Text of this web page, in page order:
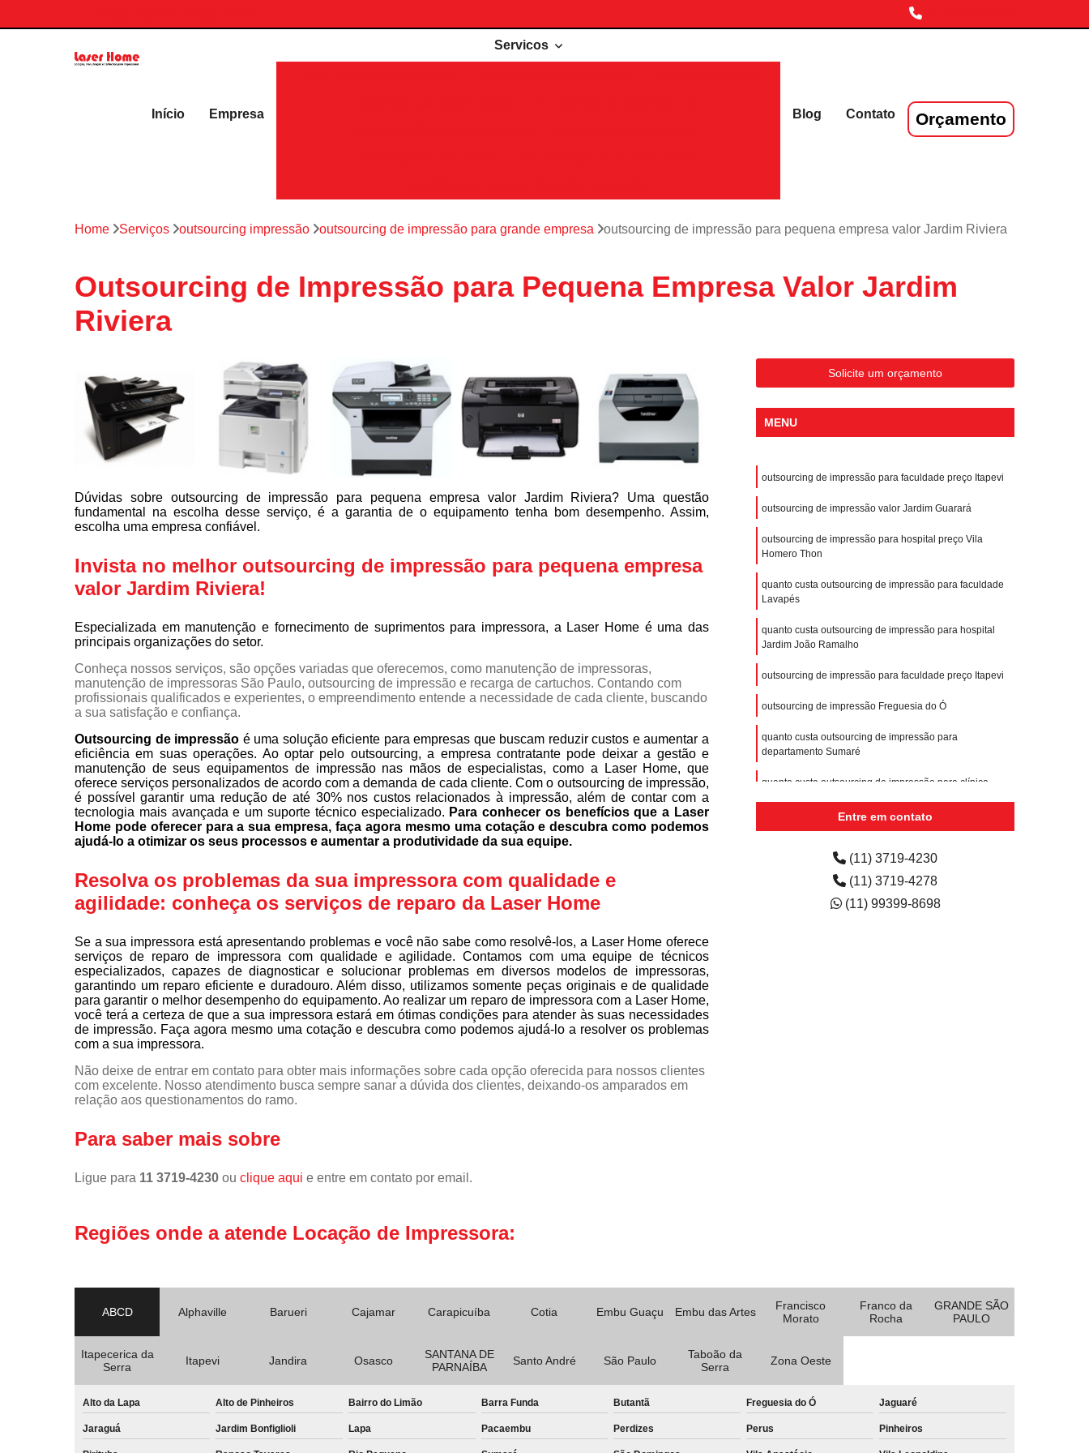
Início Empresa
Servicos
Blog Contato Orçamento
Home Serviços outsourcing impressão outsourcing de impressão para grande empresa outsourcing de impressão para pequena empresa valor Jardim Riviera
Outsourcing de Impressão para Pequena Empresa Valor Jardim
Riviera
Dúvidas sobre outsourcing de impressão para pequena empresa valor Jardim Riviera? Uma questão
fundamental na escolha desse serviço, é a garantia de o equipamento tenha bom desempenho. Assim,
escolha uma empresa confiável.
Invista no melhor outsourcing de impressão para pequena empresa
valor Jardim Riviera!
Especializada em manutenção e fornecimento de suprimentos para impressora, a Laser Home é uma das
principais organizações do setor.
Conheça nossos serviços, são opções variadas que oferecemos, como manutenção de impressoras,
manutenção de impressoras São Paulo, outsourcing de impressão e recarga de cartuchos. Contando com
profissionais qualificados e experientes, o empreendimento entende a necessidade de cada cliente, buscando
a sua satisfação e confiança.
Outsourcing de impressão é uma solução eficiente para empresas que buscam reduzir custos e aumentar a
eficiência em suas operações. Ao optar pelo outsourcing, a empresa contratante pode deixar a gestão e
manutenção de seus equipamentos de impressão nas mãos de especialistas, como a Laser Home, que
oferece serviços personalizados de acordo com a demanda de cada cliente. Com o outsourcing de impressão,
é possível garantir uma redução de até 30% nos custos relacionados à impressão, além de contar com a
tecnologia mais avançada e um suporte técnico especializado. Para conhecer os benefícios que a Laser
Home pode oferecer para a sua empresa, faça agora mesmo uma cotação e descubra como podemos
ajudá-lo a otimizar os seus processos e aumentar a produtividade da sua equipe.
Resolva os problemas da sua impressora com qualidade e
agilidade: conheça os serviços de reparo da Laser Home
Se a sua impressora está apresentando problemas e você não sabe como resolvê-los, a Laser Home oferece
serviços de reparo de impressora com qualidade e agilidade. Contamos com uma equipe de técnicos
especializados, capazes de diagnosticar e solucionar problemas em diversos modelos de impressoras,
garantindo um reparo eficiente e duradouro. Além disso, utilizamos somente peças originais e de qualidade
para garantir o melhor desempenho do equipamento. Ao realizar um reparo de impressora com a Laser Home,
você terá a certeza de que a sua impressora estará em ótimas condições para atender às suas necessidades
de impressão. Faça agora mesmo uma cotação e descubra como podemos ajudá-lo a resolver os problemas
com a sua impressora.
Não deixe de entrar em contato para obter mais informações sobre cada opção oferecida para nossos clientes
com excelente. Nosso atendimento busca sempre sanar a dúvida dos clientes, deixando-os amparados em
relação aos questionamentos do ramo.
Para saber mais sobre
Ligue para 11 3719-4230 ou clique aqui e entre em contato por email.
Solicite um orçamento
MENU
outsourcing de impressão para faculdade preço Itapevi
outsourcing de impressão valor Jardim Guarará
outsourcing de impressão para hospital preço Vila
Homero Thon
quanto custa outsourcing de impressão para faculdade
Lavapés
quanto custa outsourcing de impressão para hospital
Jardim João Ramalho
outsourcing de impressão para faculdade preço Itapevi
outsourcing de impressão Freguesia do Ó
quanto custa outsourcing de impressão para
departamento Sumaré
quanto custa outsourcing de impressão para clínica
Entre em contato
(11) 3719-4230
(11) 3719-4278
(11) 99399-8698
Regiões onde a atende Locação de Impressora:
ABCD Alphaville Barueri Cajamar Carapicuíba Cotia Embu Guaçu Embu das Artes
Francisco
Morato
Franco da
Rocha
GRANDE SÃO
PAULO
Itapecerica da
Serra
Itapevi Jandira Osasco
SANTANA DE
PARNAÍBA
Santo André São Paulo
Taboão da
Serra
Zona Oeste
Alto da Lapa Alto de Pinheiros Bairro do Limão Barra Funda Butantã Freguesia do Ó Jaguaré
Jaraguá Jardim Bonfiglioli Lapa Pacaembu Perdizes Perus Pinheiros